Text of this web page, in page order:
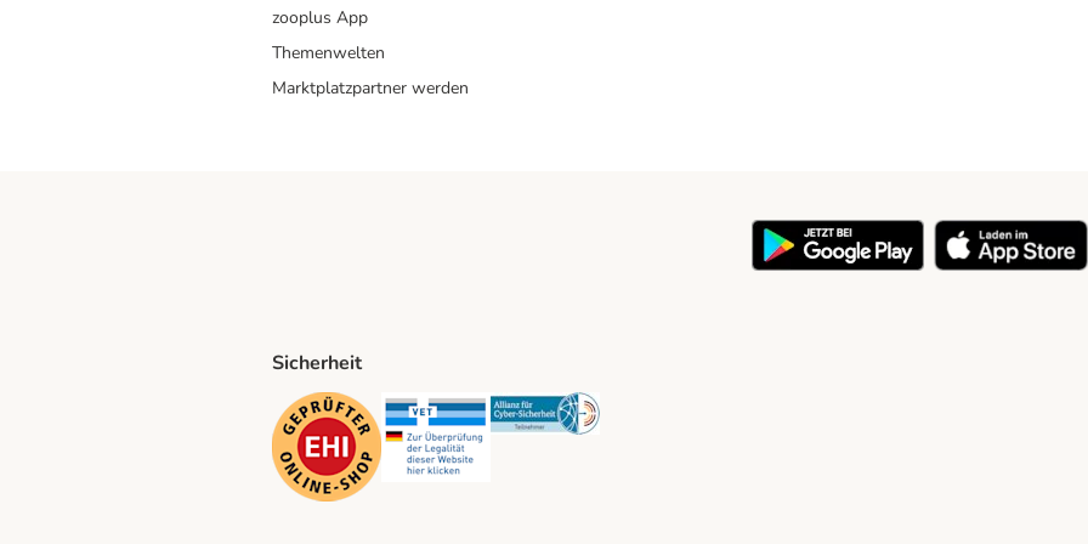
zooplus App
Themenwelten
Marktplatzpartner werden
Method
Sicherheit
Security Security Security